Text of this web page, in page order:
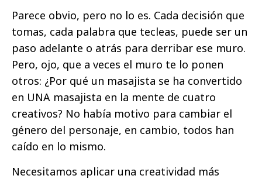
Parece obvio, pero no lo es. Cada decisión que
tomas, cada palabra que tecleas, puede ser un
paso adelante o atrás para derribar ese muro.
Pero, ojo, que a veces el muro te lo ponen
otros: ¿Por qué un masajista se ha convertido
en UNA masajista en la mente de cuatro
creativos? No había motivo para cambiar el
género del personaje, en cambio, todos han
caído en lo mismo.
Necesitamos aplicar una creatividad más